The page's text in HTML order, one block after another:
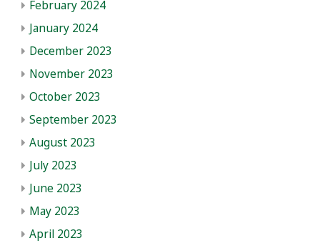
February 2024
January 2024
December 2023
November 2023
October 2023
September 2023
August 2023
July 2023
June 2023
May 2023
April 2023